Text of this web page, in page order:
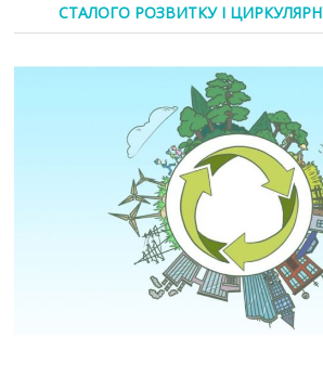
СТАЛОГО РОЗВИТКУ І